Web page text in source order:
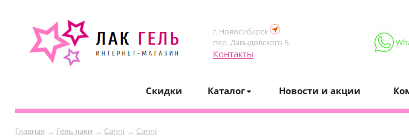
г. Новосибирск
пер. Давыдовского 5
Контакты
Скидки Каталог Новости и акции
Главная → Гель лаки → Canni → Canni